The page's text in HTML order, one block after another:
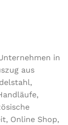
in
aus
Online Shop,